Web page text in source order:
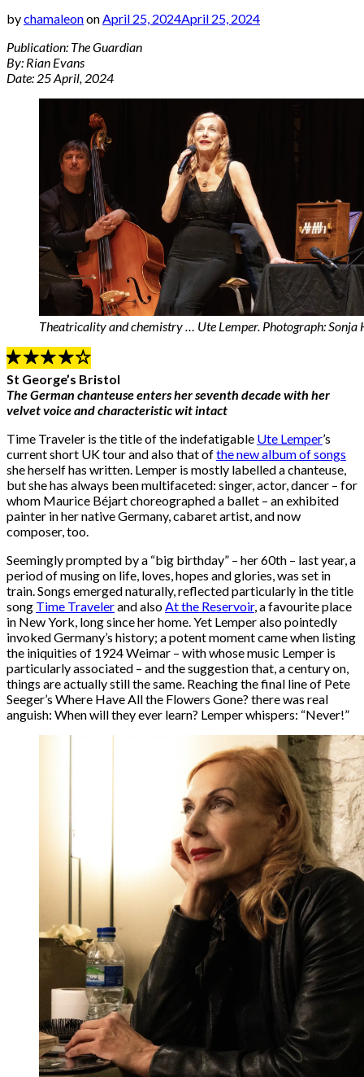
bychamaleonon April 25, 2024April 25, 2024
Publication: The Guardian
By: Rian Evans
Date: 25 April, 2024
Theatricality and chemistry … Ute Lemper. Photograph: Sonja
St George’s Bristol
The German chanteuse enters her seventh decade with her
velvet voice and characteristic wit intact
Time Traveler is the title of the indefatigable Ute Lemper’s
current short UK tour and also that ofthe new album of songs
she herself has written. Lemper is mostly labelled a chanteuse,
but she has always been multifaceted: singer, actor, dancer – for
whom Maurice Béjart choreographed a ballet – an exhibited
painter in her native Germany, cabaret artist, and now
composer, too.
Seemingly prompted by a “big birthday” – her 60th – last year, a
period of musing on life, loves, hopes and glories, was set in
train. Songs emerged naturally, reflected particularly in the title
song Time Travelerand alsoAt the Reservoir, a favourite place
in New York, long since her home. Yet Lemper also pointedly
invoked Germany’s history; a potent moment came when listing
the iniquities of 1924 Weimar – with whose music Lemper is
particularly associated – and the suggestion that, a century on,
things are actually still the same. Reaching the final line of Pete
Seeger’s Where Have All the Flowers Gone? there was real
anguish: When will they ever learn? Lemper whispers: “Never!”